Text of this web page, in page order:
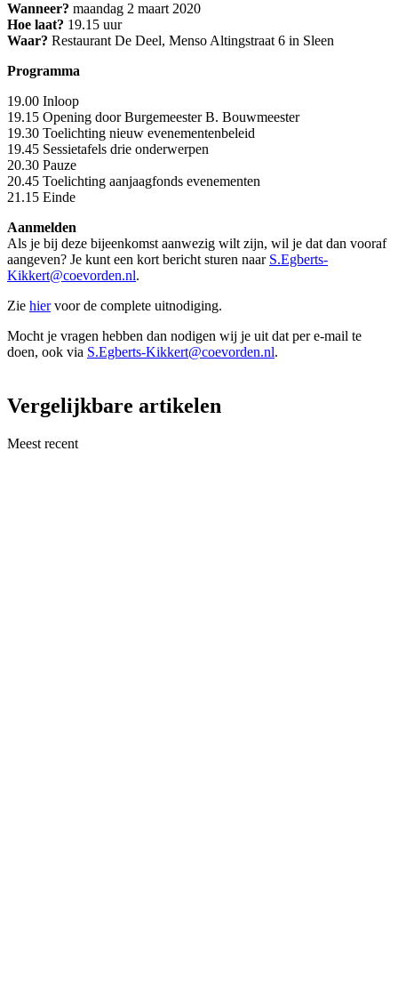
Wanneer? maandag 2 maart 2020
Hoe laat? 19.15 uur
Waar? Restaurant De Deel, Menso Altingstraat 6 in Sleen
Programma
19.00 Inloop
19.15 Opening door Burgemeester B. Bouwmeester
19.30 Toelichting nieuw evenementenbeleid
19.45 Sessietafels drie onderwerpen
20.30 Pauze
20.45 Toelichting aanjaagfonds evenementen
21.15 Einde
Aanmelden
Als je bij deze bijeenkomst aanwezig wilt zijn, wil je dat dan vooraf
aangeven? Je kunt een kort bericht sturen naar S.Egberts-
Kikkert@coevorden.nl.
Zie hiervoor de complete uitnodiging.
Mocht je vragen hebben dan nodigen wij je uit dat per e-mail te
doen, ook via S.Egberts-Kikkert@coevorden.nl.
Vergelijkbare artikelen
Meest recent